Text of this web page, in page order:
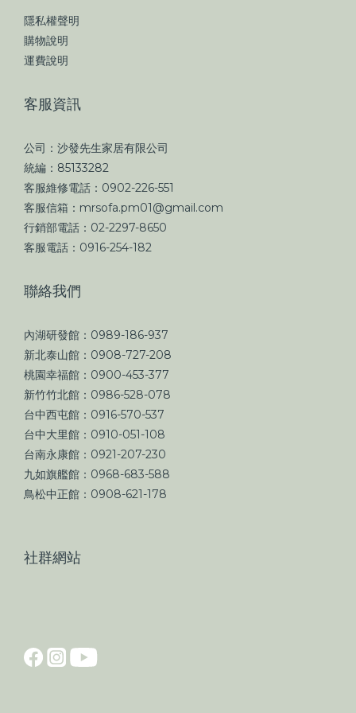
隱私權聲明
購物說明
運費說明
客服資訊
公司：沙發先生家居有限公司
統編：85133282
客服維修電話：0902-226-551
客服信箱：mrsofa.pm01@gmail.com
行銷部電話：02-2297-8650
客服電話：0916-254-182
聯絡我們
內湖研發館：0989-186-937
新北泰山館：0908-727-208
桃園幸福館：0900-453-377
新竹竹北館：0986-528-078
台中西屯館：0916-570-537
台中大里館：0910-051-108
台南永康館：0921-207-230
九如旗艦館：0968-683-588
鳥松中正館：0908-621-178
社群網站